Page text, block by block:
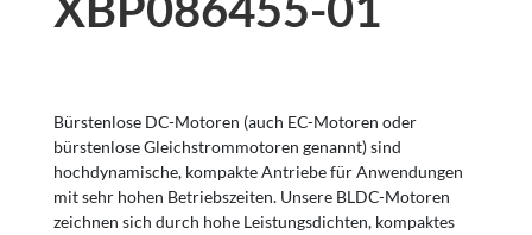
Bürstenlose DC-Motoren (auch EC-Motoren oder
bürstenlose Gleichstrommotoren genannt) sind
hochdynamische, kompakte Antriebe für Anwendungen
mit sehr hohen Betriebszeiten. Unsere BLDC-Motoren
zeichnen sich durch hohe Leistungsdichten, kompaktes